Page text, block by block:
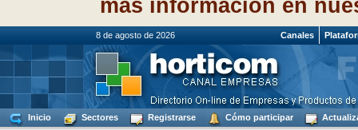
más información en
8 de agosto de 2026 Canales
Inicio Sectores Registrarse Cómo participar